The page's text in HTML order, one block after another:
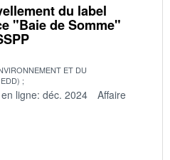
du label
"Baie de Somme"
ET DU
ligne: déc. 2024
Affaire